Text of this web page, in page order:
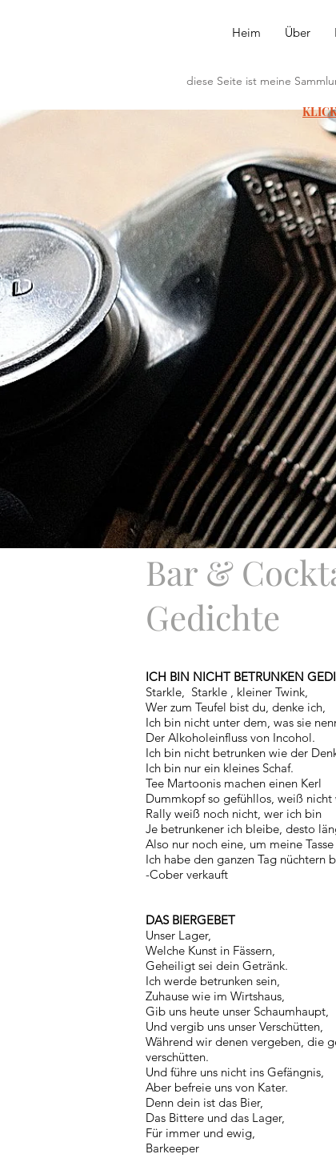
Heim Über
diese Seite ist meine
Bar &
Gedichte
ICH BIN NICHT BETRUNKEN
Starkle, Starkle , kleiner Twink,
Wer zum Teufel bist du, denke ich,
Ich bin nicht unter dem, was sie
Der Alkoholeinfluss von Incohol.
Ich bin nicht betrunken wie der
Ich bin nur ein kleines Schaf.
Tee Martoonis machen einen Kerl
Dummkopf so gefühllos, weiß nicht
Rally weiß noch nicht, wer ich bin
Je betrunkener ich bleibe, desto
Also nur noch eine, um meine
Ich habe den ganzen Tag nüchtern
-Cober verkauft
DAS BIERGEBET
Unser Lager,
Welche Kunst in Fässern,
Geheiligt sei dein Getränk.
Ich werde betrunken sein,
Zuhause wie im Wirtshaus,
Gib uns heute unser Schaumhaupt,
Und vergib uns unser Verschütten,
Während wir denen vergeben, die
verschütten.
Und führe uns nicht ins Gefängnis,
Aber befreie uns von Kater.
Denn dein ist das Bier,
Das Bittere und das Lager,
Für immer und ewig,
Barkeeper